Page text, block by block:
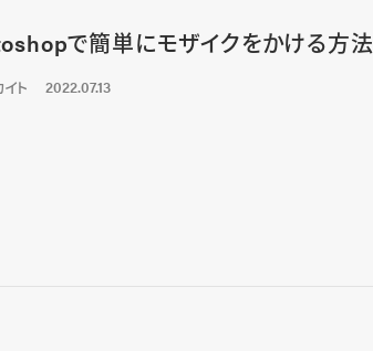
で簡単にモザイクをかける方法
ト 2022.07.13